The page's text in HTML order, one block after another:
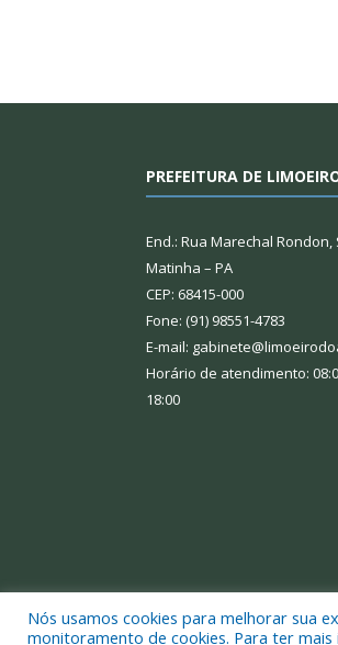
PREFEITURA DE
End.: Rua Marechal Rondon,
Matinha – PA
CEP: 68415-000
Fone: (91) 98551-4783
E-mail:
Horário de atendimento:
18:00
Todos os direitos
Nós usamos cookies para melhorar sua
monitoramento de cookies. Para ter